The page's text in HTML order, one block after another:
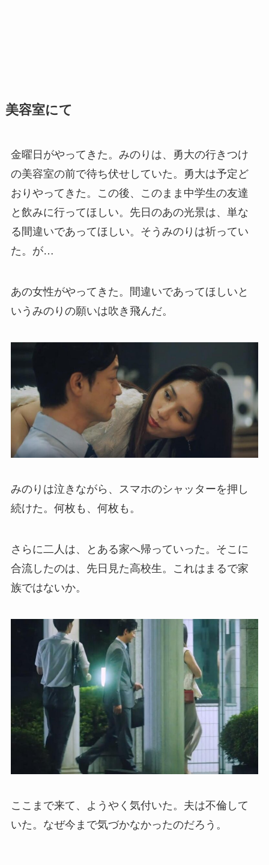
美容室にて
金曜日がやってきた。みのりは、勇大の行きつけ
の美容室の前で待ち伏せしていた。勇大は予定ど
おりやってきた。この後、このまま中学生の友達
と飲みに行ってほしい。先日のあの光景は、単な
る間違いであってほしい。そうみのりは祈ってい
た。が…
あの女性がやってきた。間違いであってほしいと
いうみのりの願いは吹き飛んだ。
みのりは泣きながら、スマホのシャッターを押し
続けた。何枚も、何枚も。
さらに二人は、とある家へ帰っていった。そこに
合流したのは、先日見た高校生。これはまるで家
族ではないか。
ここまで来て、ようやく気付いた。夫は不倫して
いた。なぜ今まで気づかなかったのだろう。